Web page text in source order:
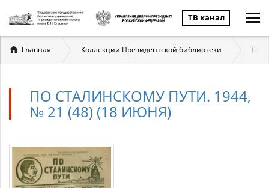
ТВ канал
Вы
здесь
Главная Коллекции Президентской библиотеки
ПО СТАЛИНСКОМУ ПУТИ. 1944,
№ 21 (48) (18 ИЮНЯ)